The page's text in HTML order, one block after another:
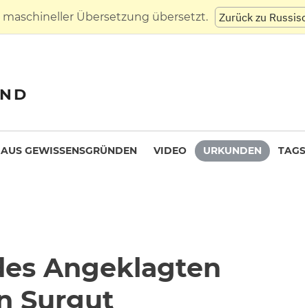
Übersetzung übersetzt. Zurück zu
GEWISSENSGRÜNDEN VIDEO URKUNDEN TAGS
Angeklagten
Surgut